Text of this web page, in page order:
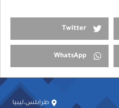
Twitter
WhatsApp
طرابلس،ليبيا